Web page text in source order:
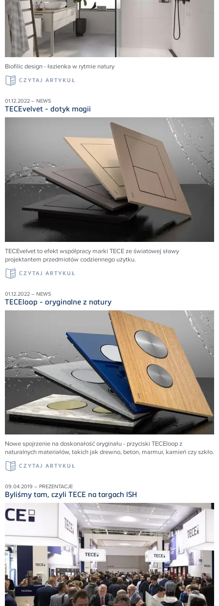
Biofilic design - łazienka w rytmie natury
CZYTAJ ARTYKUŁ
01.12.2022 – NEWS
TECEvelvet - dotyk magii
TECEvelvet to efekt współpracy marki TECE ze światowej sławy
projektantem przedmiotów codziennego użytku.
CZYTAJ ARTYKUŁ
01.12.2022 – NEWS
TECEloop - oryginalne z natury
Nowe spojrzenie na doskonałość oryginału - przyciski TECEloop z
naturalnych materiałów, takich jak drewno, beton, marmur, kamień czy szkło.
CZYTAJ ARTYKUŁ
09.04.2019 – PREZENTACJE
Byliśmy tam, czyli TECE na targach ISH